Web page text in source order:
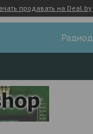
продавать на Deal.by